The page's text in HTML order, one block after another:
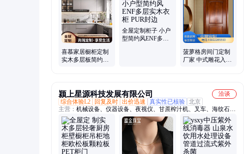
木酒柜、实木电视柜、实木餐边柜、多层板全屋定制、烤漆展柜、定
制衣柜、楼梯扶手、木饰面、花格、屏风隔断、整体衣柜、原木门、
烤漆衣柜门、吸塑衣柜橱柜门、欧松板衣柜
喜慕家居橱柜定制
实木多层板简约厨
全屋定制柜子 小户
型简约风ENF多层
菠萝格房间门定制
厂家 中式雕花入户
颍上星源科技发展有限公司
洽谈
综合体验L2
回复及时 出价迅速 真实性已核验 北京
主营： 机械设备、仪器设备、夜视仪、甘蔗榨汁机、叉车、海纹石手
链、香薰机、洗地机、落地式音箱、根雕木雕、检测仪空气、升降
机、气密性检测仪、压屏机、制粒机、手推式洗地机、商用豆浆机、
冷却塔水塔、肠粉石磨机、汽油打药机、智能豆腐机、高温杀菌锅